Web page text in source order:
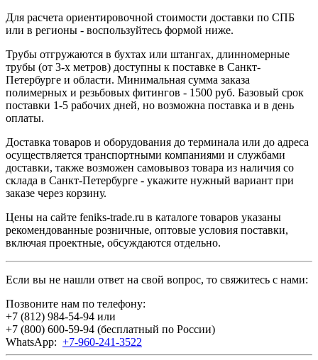
Для расчета ориентировочной стоимости доставки по СПБ
или в регионы - воспользуйтесь формой ниже.
Трубы отгружаются в бухтах или штангах, длинномерные
трубы (от 3-х метров) доступны к поставке в Санкт-
Петербурге и области. Минимальная сумма заказа
полимерных и резьбовых фитингов - 1500 руб. Базовый срок
поставки 1-5 рабочих дней, но возможна поставка и в день
оплаты.
Доставка товаров и оборудования до терминала или до адреса
осуществляется транспортными компаниями и службами
доставки, также возможен самовывоз товара из наличия со
склада в Санкт-Петербурге - укажите нужный вариант при
заказе через корзину.
Цены на сайте feniks-trade.ru в каталоге товаров указаны
рекомендованные розничные, оптовые условия поставки,
включая проектные, обсуждаются отдельно.
Если вы не нашли ответ на свой вопрос, то свяжитесь с нами:
Позвоните нам по телефону:
+7 (812) 984-54-94 или
+7 (800) 600-59-94 (бесплатный по России)
WhatsApp: +7-960-241-3522